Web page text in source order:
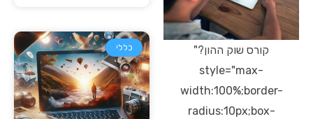
קורס שוק ההון?"
style="max-
width:100%;border-
radius:10px;box-
כללי